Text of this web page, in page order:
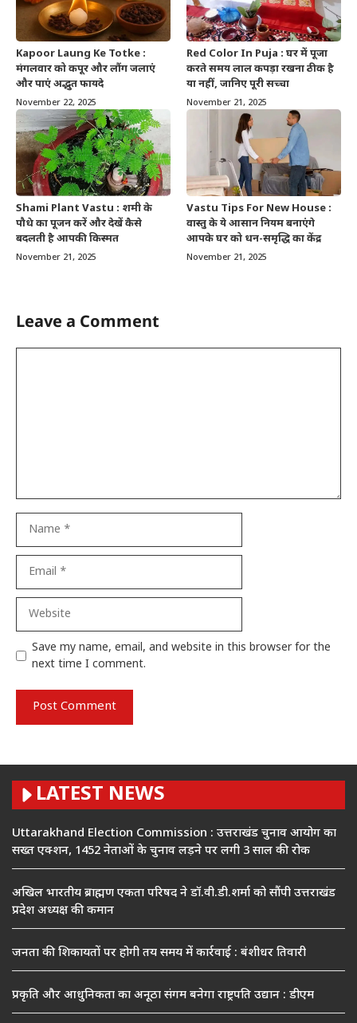
Kapoor Laung Ke Totke :
मंगलवार को कपूर और लौंग जलाएं
और पाएं अद्भुत फायदे
November 22, 2025
Red Color In Puja : घर में पूजा
करते समय लाल कपड़ा रखना ठीक है
या नहीं, जानिए पूरी सच्चा
November 21, 2025
Shami Plant Vastu : शमी के
पौधे का पूजन करें और देखें कैसे
बदलती है आपकी किस्मत
November 21, 2025
Vastu Tips For New House :
वास्तु के ये आसान नियम बनाएंगे
आपके घर को धन-समृद्धि का केंद्र
November 21, 2025
Leave a Comment
Save my name, email, and website in this browser for the
next time I comment.
LATEST NEWS
Uttarakhand Election Commission : उत्तराखंड चुनाव आयोग का
सख्त एक्शन, 1452 नेताओं के चुनाव लड़ने पर लगी 3 साल की रोक
अखिल भारतीय ब्राह्मण एकता परिषद ने डॉ.वी.डी.शर्मा को सौंपी उत्तराखंड
प्रदेश अध्यक्ष की कमान
जनता की शिकायतों पर होगी तय समय में कार्रवाई : बंशीधर तिवारी
प्रकृति और आधुनिकता का अनूठा संगम बनेगा राष्ट्रपति उद्यान : डीएम